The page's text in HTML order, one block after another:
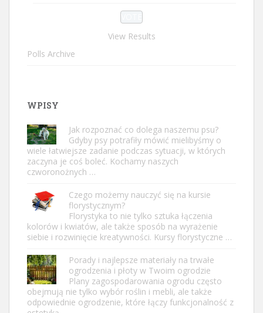
View Results
Polls Archive
WPISY
Jak rozpoznać co dolega naszemu psu?
Gdyby psy potrafiły mówić mielibyśmy o
wiele łatwiejsze zadanie podczas sytuacji, w których
zaczyna je coś boleć. Kochamy naszych
czworonożnych …
Czego możemy nauczyć się na kursie
florystycznym?
Florystyka to nie tylko sztuka łączenia
kolorów i kwiatów, ale także sposób na wyrażenie
siebie i rozwinięcie kreatywności. Kursy florystyczne …
Porady i najlepsze materiały na trwałe
ogrodzenia i płoty w Twoim ogrodzie
Plany zagospodarowania ogrodu często
obejmują nie tylko wybór roślin i mebli, ale także
odpowiednie ogrodzenie, które łączy funkcjonalność z